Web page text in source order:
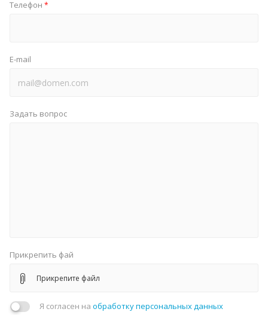
Телефон *
E-mail
Задать вопрос
Прикрепить фай
Прикрепите файл
Я согласен на обработку персональных данных